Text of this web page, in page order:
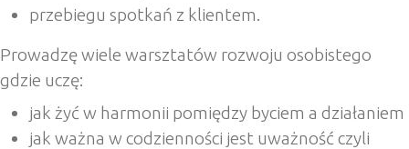
przebiegu spotkań z klientem.
Prowadzę wiele warsztatów rozwoju osobistego
gdzie uczę:
jak żyć w harmonii pomiędzy byciem a działaniem
jak ważna w codzienności jest uważność czyli